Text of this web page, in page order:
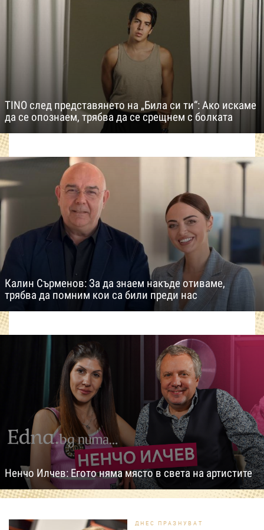
TINO след представянето на „Била си ти“: Ако искаме
да се опознаем, трябва да се срещнем с болката
Калин Сърменов: За да знаем накъде отиваме,
трябва да помним кои са били преди нас
Ненчо Илчев: Егото няма място в света на артистите
ДНЕС ПРАЗНУВАТ